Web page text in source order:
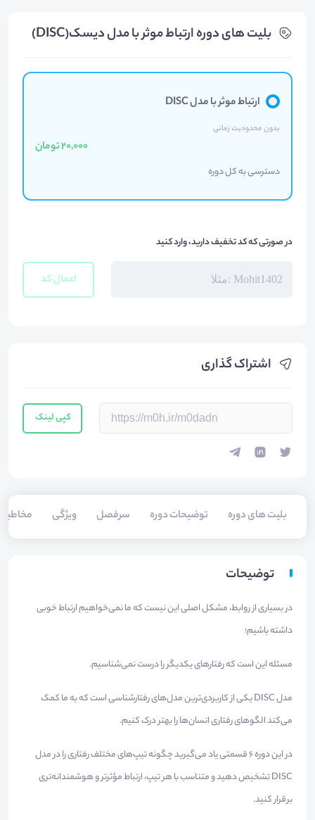
اشتراک گذاری
کپی لینک
بلیت های دوره توضیحات دوره سرفصل ویژگی
بلیت های دوره ارتباط موثر با مدل دیسک(DISC)
ارتباط موثر با مدل DISC
بدون محدودیت زمانی
20,000 تومان
دسترسی به کل دوره
در صورتی که کد تخفیف دارید، وارد کنید
اعمال کد
توضیحات
در بسیاری از روابط، مشکل اصلی این نیست که ما نمی‌خواهیم ارتباط خوبی
داشته باشیم؛
مسئله این است که رفتارهای یکدیگر را درست نمی‌شناسیم.
مدل DISC یکی از کاربردی‌ترین مدل‌های رفتارشناسی است که به ما کمک
می‌کند الگوهای رفتاری انسان‌ها را بهتر درک کنیم.
در این دوره ۶ قسمتی یاد می‌گیرید چگونه تیپ‌های مختلف رفتاری را در مدل
DISC تشخیص دهید و متناسب با هر تیپ، ارتباط مؤثرتر و هوشمندانه‌تری
برقرار کنید.